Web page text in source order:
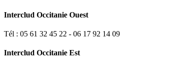
Interclud Occitanie Ouest
Tél : 05 61 32 45 22 - 06 17 92 14 09
Interclud Occitanie Est